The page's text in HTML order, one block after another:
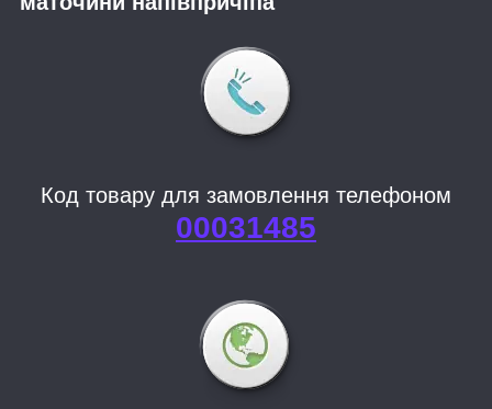
Код товару для замовлення телефоном
00031485